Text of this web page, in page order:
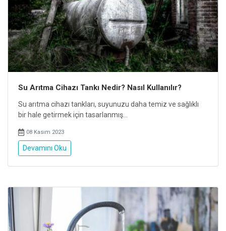
Su Arıtma Cihazı Tankı Nedir? Nasıl Kullanılır?
Su arıtma cihazı tankları, suyunuzu daha temiz ve sağlıklı
bir hale getirmek için tasarlanmış...
08 Kasım 2023
Devamını Oku